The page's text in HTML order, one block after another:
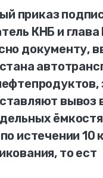
приказ
КНБ и
документу,
вывоз
истечении
то ест